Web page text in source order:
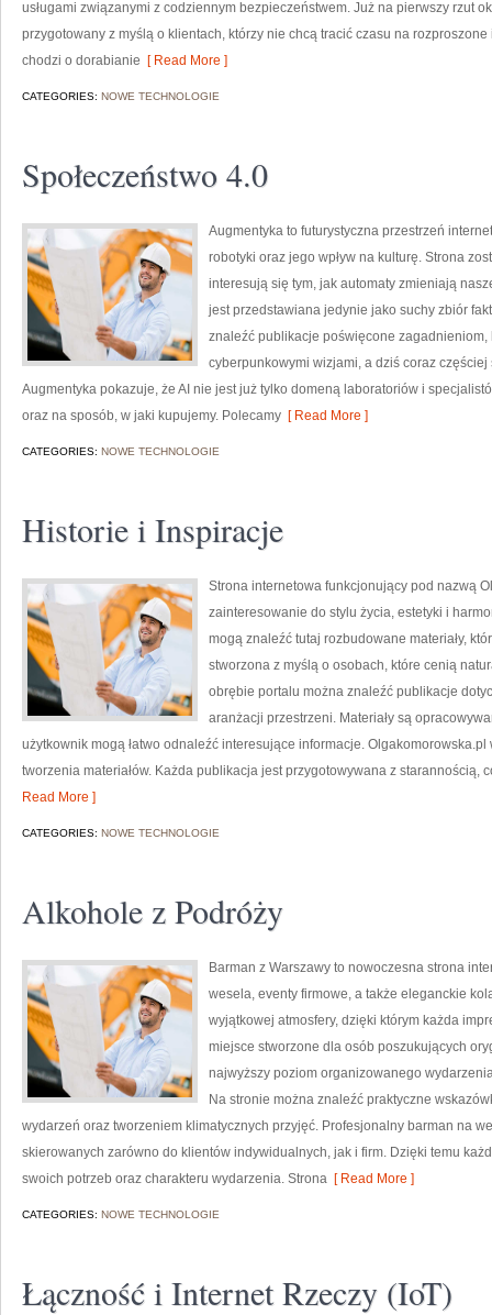
usługami związanymi z codziennym bezpieczeństwem. Już na pierwszy rzut
przygotowany z myślą o klientach, którzy nie chcą tracić czasu na
chodzi o dorabianie [ Read More ]
CATEGORIES: NOWE TECHNOLOGIE
Społeczeństwo 4.0
Augmentyka to futurystyczna przestrzeń
robotyki oraz jego wpływ na kulturę. Strona
interesują się tym, jak automaty zmieniają
jest przedstawiana jedynie jako suchy zbiór
znaleźć publikacje poświęcone zagadnieniom,
cyberpunkowymi wizjami, a dziś coraz
Augmentyka pokazuje, że AI nie jest już tylko domeną laboratoriów i
oraz na sposób, w jaki kupujemy. Polecamy [ Read More ]
CATEGORIES: NOWE TECHNOLOGIE
Historie i Inspiracje
Strona internetowa funkcjonujący pod nazwą
zainteresowanie do stylu życia, estetyki i
mogą znaleźć tutaj rozbudowane materiały,
stworzona z myślą o osobach, które cenią
obrębie portalu można znaleźć publikacje
aranżacji przestrzeni. Materiały są
użytkownik mogą łatwo odnaleźć interesujące informacje.
tworzenia materiałów. Każda publikacja jest przygotowywana z starannością,
Read More ]
CATEGORIES: NOWE TECHNOLOGIE
Alkohole z Podróży
Barman z Warszawy to nowoczesna strona
wesela, eventy firmowe, a także eleganckie
wyjątkowej atmosfery, dzięki którym każda
miejsce stworzone dla osób poszukujących
najwyższy poziom organizowanego
Na stronie można znaleźć praktyczne
wydarzeń oraz tworzeniem klimatycznych przyjęć. Profesjonalny barman na
skierowanych zarówno do klientów indywidualnych, jak i firm. Dzięki temu
swoich potrzeb oraz charakteru wydarzenia. Strona [ Read More ]
CATEGORIES: NOWE TECHNOLOGIE
Łączność i Internet Rzeczy (IoT)